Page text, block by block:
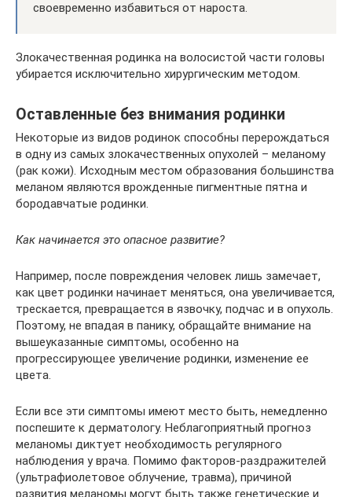
своевременно избавиться от нароста.
Злокачественная родинка на волосистой части головы
убирается исключительно хирургическим методом.
Оставленные без внимания родинки
Некоторые из видов родинок способны перерождаться
в одну из самых злокачественных опухолей – меланому
(рак кожи). Исходным местом образования большинства
меланом являются врожденные пигментные пятна и
бородавчатые родинки.
Как начинается это опасное развитие?
Например, после повреждения человек лишь замечает,
как цвет родинки начинает меняться, она увеличивается,
трескается, превращается в язвочку, подчас и в опухоль.
Поэтому, не впадая в панику, обращайте внимание на
вышеуказанные симптомы, особенно на
прогрессирующее увеличение родинки, изменение ее
цвета.
Если все эти симптомы имеют место быть, немедленно
поспешите к дерматологу. Неблагоприятный прогноз
меланомы диктует необходимость регулярного
наблюдения у врача. Помимо факторов-раздражителей
(ультрафиолетовое облучение, травма), причиной
развития меланомы могут быть также генетические и